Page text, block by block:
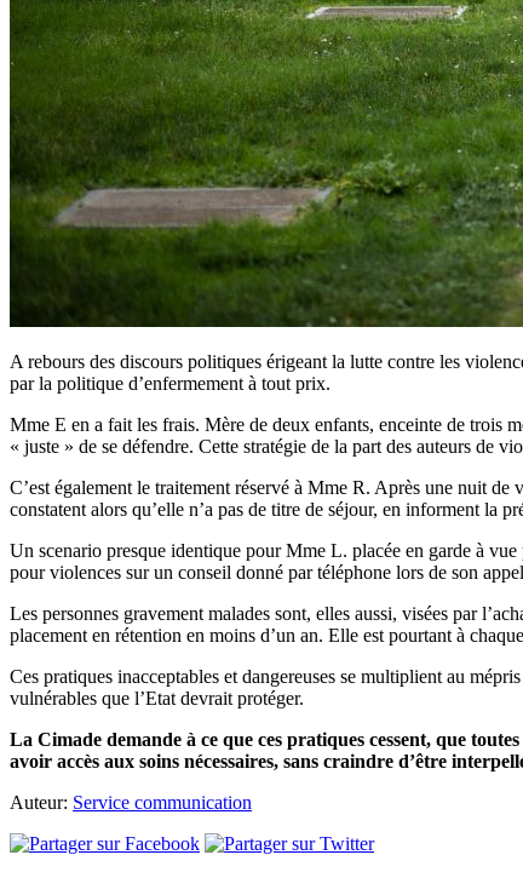
A rebours des discours politiques érigeant la lutte contre les
par la politique d’enfermement à tout prix.
Mme E en a fait les frais. Mère de deux enfants, enceinte de trois
« juste » de se défendre. Cette stratégie de la part des auteurs de
C’est également le traitement réservé à Mme R. Après une nuit
constatent alors qu’elle n’a pas de titre de séjour, en informent
Un scenario presque identique pour Mme L. placée en garde à
pour violences sur un conseil donné par téléphone lors de son
Les personnes gravement malades sont, elles aussi, visées par
placement en rétention en moins d’un an. Elle est pourtant à
Ces pratiques inacceptables et dangereuses se multiplient au
vulnérables que l’Etat devrait protéger.
La Cimade demande à ce que ces pratiques cessent, que
avoir accès aux soins nécessaires, sans craindre d’être
Auteur: Service communication